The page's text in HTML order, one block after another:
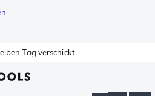
Tag verschickt